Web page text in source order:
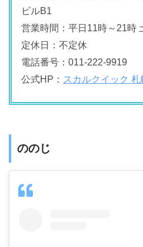
ビルB1
営業時間：平日11時～21時
定休日：不定休
電話番号：011-222-9919
公式HP： スカルクイック
ののじ